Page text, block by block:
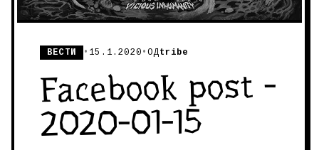
ВЕСТИ • 15.1.2020 •ОДtribe
Facebook post -
2020-01-15